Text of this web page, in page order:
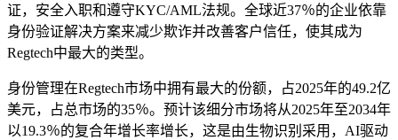
证，安全入职和遵守KYC/AML法规。全球近37％的企业依靠
身份验证解决方案来减少欺诈并改善客户信任，使其成为
Regtech中最大的类型。
身份管理在Regtech市场中拥有最大的份额，占2025年的49.2亿
美元，占总市场的35％。预计该细分市场将从2025年至2034年
以19.3％的复合年增长率增长，这是由生物识别采用，AI驱动